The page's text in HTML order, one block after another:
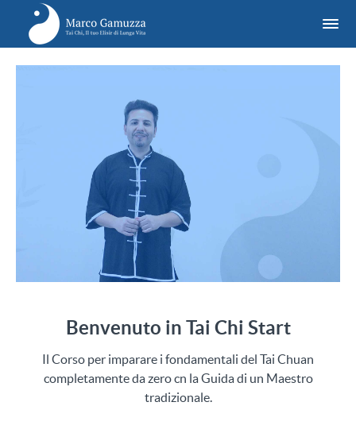
Benvenuto in Tai Chi Start
Il Corso per imparare i fondamentali del Tai Chuan
completamente da zero cn la Guida di un Maestro
tradizionale.